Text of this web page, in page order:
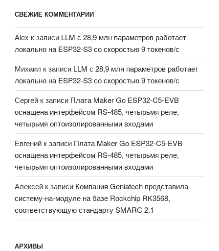
СВЕЖИЕ КОММЕНТАРИИ
Alex к записи LLM с 28,9 млн параметров работает
локально на ESP32-S3 со скоростью 9 токенов/с
Михаил к записи LLM с 28,9 млн параметров работает
локально на ESP32-S3 со скоростью 9 токенов/с
Сергей к записи Плата Maker Go ESP32-C5-EVB
оснащена интерфейсом RS-485, четырьмя реле,
четырьмя оптоизолированными входами
Евгений к записи Плата Maker Go ESP32-C5-EVB
оснащена интерфейсом RS-485, четырьмя реле,
четырьмя оптоизолированными входами
Алексей к записи Компания Geniatech представила
систему-на-модуле на базе Rockchip RK3568,
соответствующую стандарту SMARC 2.1
АРХИВЫ